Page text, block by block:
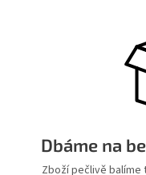
Dbáme na
Zboží pečlivě balíme